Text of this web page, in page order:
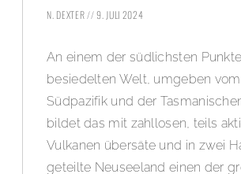
N. DEXTER 9. JULI 2024
An einem der südlichsten
besiedelten Welt, umgeben
Südpazifik und der
bildet das mit zahllosen, teils
Vulkanen übersäte und in zwei
geteilte Neuseeland einen der